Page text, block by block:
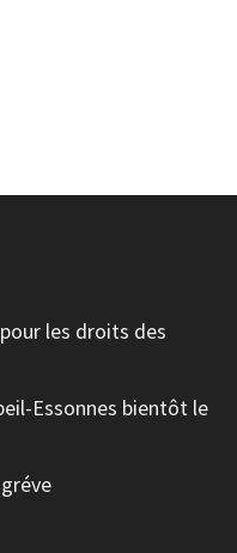
les droits des
Essonnes bientôt le